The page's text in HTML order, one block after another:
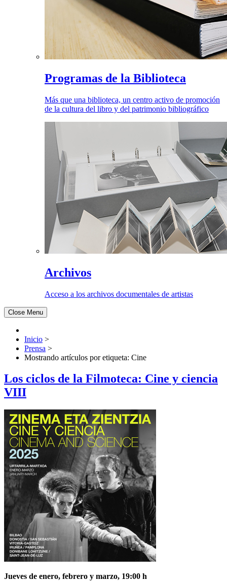
Programas de la Biblioteca
Más que una biblioteca, un centro activo de promoción
de la cultura del libro y del patrimonio bibliográfico
Archivos
Acceso a los archivos documentales de artistas
Close Menu
Inicio >
Prensa >
Mostrando artículos por etiqueta: Cine
Los ciclos de la Filmoteca: Cine y ciencia
VIII
Jueves de enero, febrero y marzo, 19:00 h